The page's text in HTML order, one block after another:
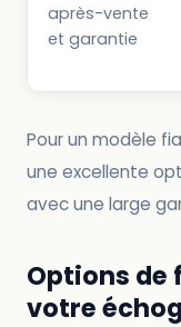
après-vente
et garantie
Pour un modèle
une excellente
avec une large
Options de
votre